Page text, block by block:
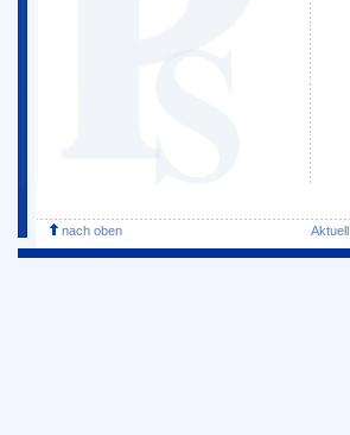
nach oben Aktuell